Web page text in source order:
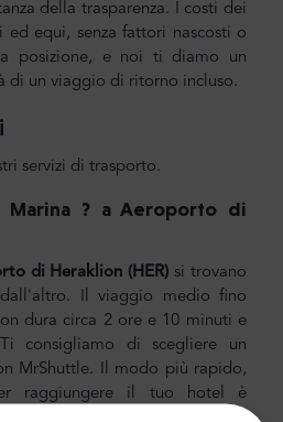
della trasparenza. I costi dei
ed equi, senza fattori nascosti o
posizione, e noi ti diamo un
di un viaggio di ritorno incluso.
servizi di trasporto.
? a Aeroporto di
di Heraklion (HER) si trovano
Il viaggio medio fino
dura circa 2 ore e 10 minuti e
consigliamo di scegliere un
MrShuttle. Il modo più rapido,
raggiungere il tuo hotel è